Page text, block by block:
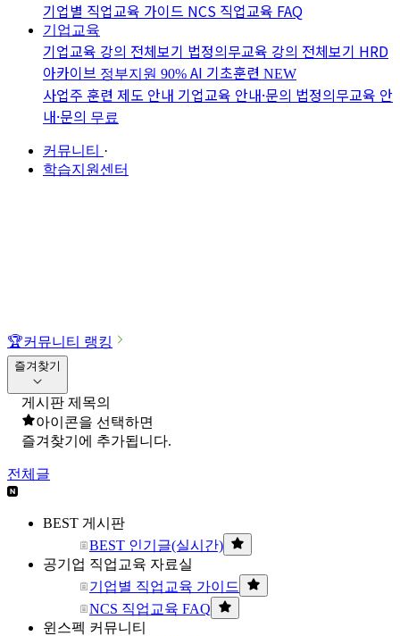
기업별 직업교육 가이드 NCS 직업교육 FAQ
기업교육
기업교육 강의 전체보기 법정의무교육 강의 전체보기 HRD
아카이브 정부지원 90% AI 기초훈련 NEW
사업주 훈련 제도 안내 기업교육 안내·문의 법정의무교육 안
내·문의 무료
커뮤니티 ·
학습지원센터
🏆커뮤니티 랭킹
즐겨찾기
게시판 제목의
아이콘을 선택하면
즐겨찾기에 추가됩니다.
전체글
BEST 게시판
BEST 인기글(실시간)
공기업 직업교육 자료실
기업별 직업교육 가이드
NCS 직업교육 FAQ
윈스펙 커뮤니티